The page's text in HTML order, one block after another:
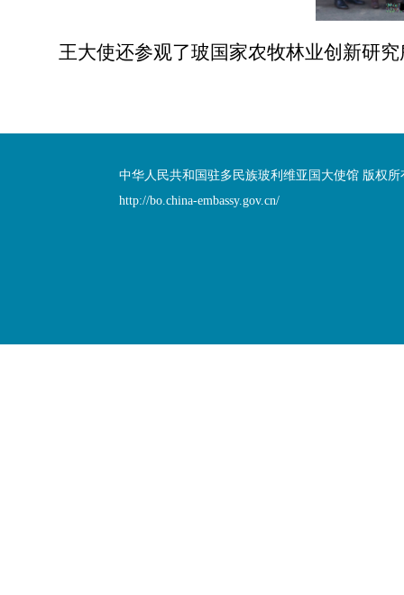
王大使还参观了玻国家农牧林业创新研
中华人民共和国驻多民族玻利维亚国大使馆 版权所
http://bo.china-embassy.gov.cn/